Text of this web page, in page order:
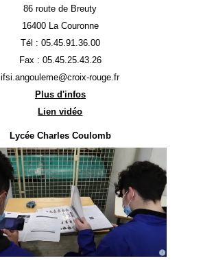
86 route de Breuty
16400 La Couronne
Tél : 05.45.91.36.00
Fax : 05.45.25.43.26
ifsi.angouleme@croix-rouge.fr
Plus d'infos
Lien vidéo
Lycée Charles Coulomb